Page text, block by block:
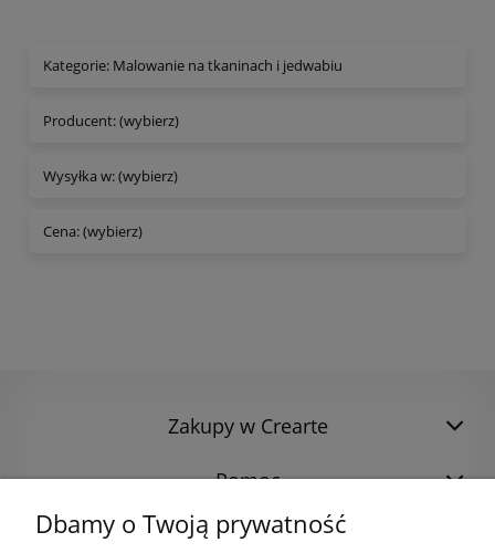
Kategorie: Malowanie na tkaninach i jedwabiu
Producent: (wybierz)
Wysyłka w: (wybierz)
Cena: (wybierz)
Zakupy w Crearte
Pomoc
Dbamy o Twoją prywatność